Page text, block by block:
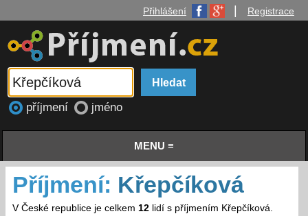
Přihlášení Registrace
příjmení jméno
MENU ≡
Příjmení: Křepčíková
V České republice je celkem 12lidí s příjmením Křepčíková.